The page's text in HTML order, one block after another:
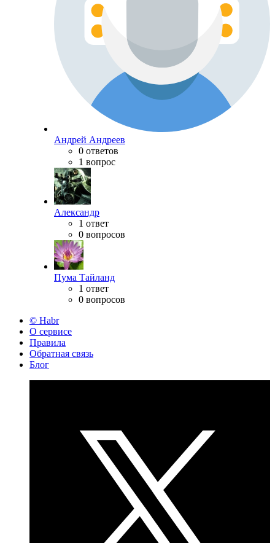
Андрей Андреев
0 ответов
1 вопрос
Александр
1 ответ
0 вопросов
Пума Тайланд
1 ответ
0 вопросов
© Habr
О сервисе
Правила
Обратная связь
Блог